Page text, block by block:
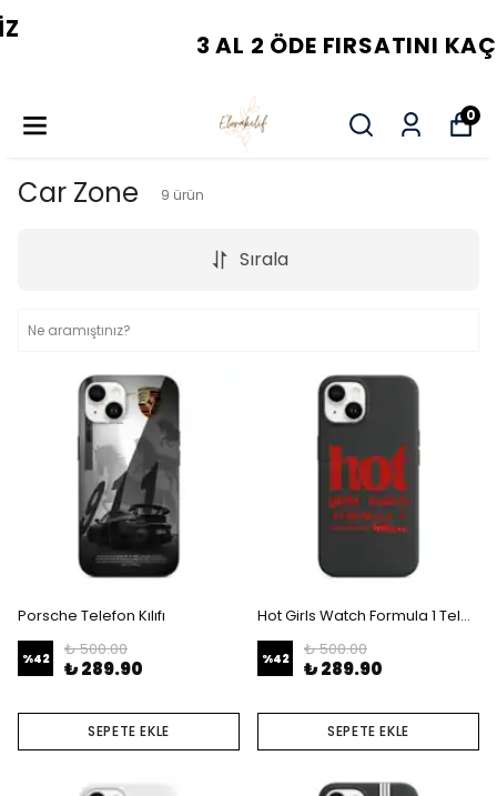
3 AL 2 ÖDE FIRSATINI KAÇIRMA
0
Car Zone 9 ürün
Sırala
Porsche Telefon Kılıfı
%42 ₺ 500.00
₺ 289.90
SEPETE EKLE
Hot Girls Watch Formula 1 Telefon Kılıfı
%42 ₺ 500.00
₺ 289.90
SEPETE EKLE